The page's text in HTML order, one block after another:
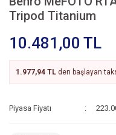
Tripod Titanium
10.481,00 TL
1.977,94 TL den başlayan
Piyasa Fiyatı